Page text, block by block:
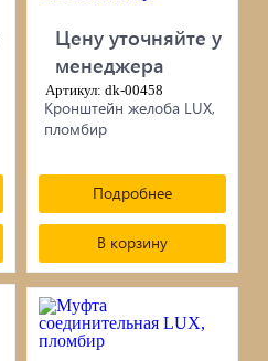
Цену уточняйте у
менеджера
Артикул: dk-00458
Кронштейн желоба LUX,
пломбир
Подробнее
В корзину